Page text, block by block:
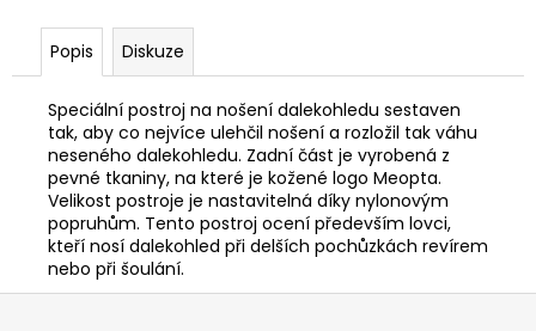
Popis Diskuze
Speciální postroj na nošení dalekohledu sestaven
tak, aby co nejvíce ulehčil nošení a rozložil tak váhu
neseného dalekohledu. Zadní část je vyrobená z
pevné tkaniny, na které je kožené logo Meopta.
Velikost postroje je nastavitelná díky nylonovým
popruhům. Tento postroj ocení především lovci,
kteří nosí dalekohled při delších pochůzkách revírem
nebo při šoulání.
m
NŮŽ
ZAVÍRACÍ
MAUSER
620
Kč
Z